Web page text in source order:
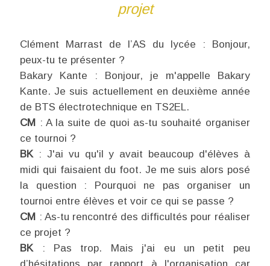
projet
Clément Marrast de l’AS du lycée : Bonjour,
peux-tu te présenter ?
Bakary Kante : Bonjour, je m'appelle Bakary
Kante. Je suis actuellement en deuxième année
de BTS électrotechnique en TS2EL.
CM : A la suite de quoi as-tu souhaité organiser
ce tournoi ?
BK: J'ai vu qu'il y avait beaucoup d'élèves à
midi qui faisaient du foot. Je me suis alors posé
la question : Pourquoi ne pas organiser un
tournoi entre élèves et voir ce qui se passe ?
CM : As-tu rencontré des difficultés pour réaliser
ce projet ?
BK: Pas trop. Mais j'ai eu un petit peu